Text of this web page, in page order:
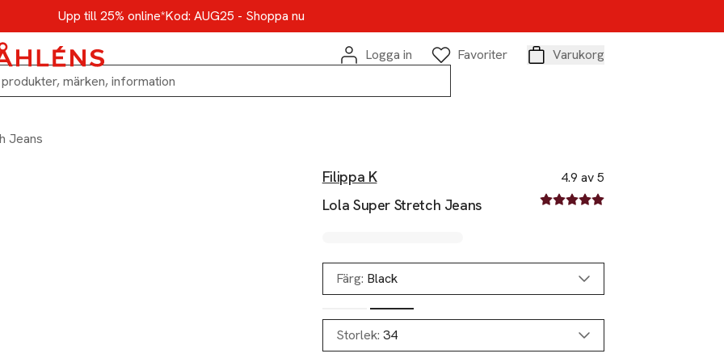
Upp till 25% online*Kod: AUG25 - Shoppa nu
Logga in
Favoriter
Varukorg
Jeans
Filippa K
Lola Super Stretch Jeans
4.9 av 5
4.9 av fem stjärnor
Färg: Black
Storlek: 34